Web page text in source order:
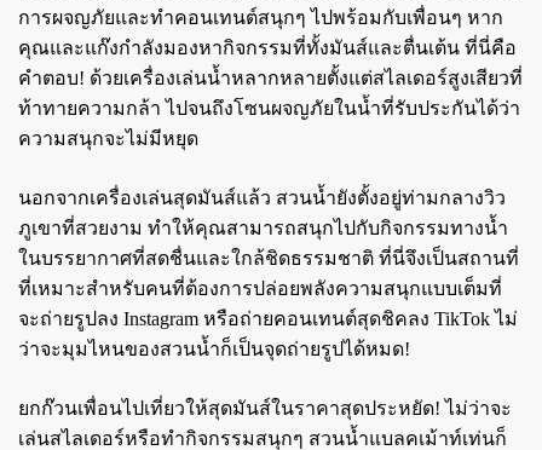
การผจญภัยและทำคอนเทนต์สนุกๆ ไปพร้อมกับเพื่อนๆ หาก
คุณและแก๊งกำลังมองหากิจกรรมที่ทั้งมันส์และตื่นเต้น ที่นี่คือ
คำตอบ! ด้วยเครื่องเล่นน้ำหลากหลายตั้งแต่สไลเดอร์สูงเสียวที่
ท้าทายความกล้า ไปจนถึงโซนผจญภัยในน้ำที่รับประกันได้ว่า
ความสนุกจะไม่มีหยุด
นอกจากเครื่องเล่นสุดมันส์แล้ว สวนน้ำยังตั้งอยู่ท่ามกลางวิว
ภูเขาที่สวยงาม ทำให้คุณสามารถสนุกไปกับกิจกรรมทางน้ำ
ในบรรยากาศที่สดชื่นและใกล้ชิดธรรมชาติ ที่นี่จึงเป็นสถานที่
ที่เหมาะสำหรับคนที่ต้องการปล่อยพลังความสนุกแบบเต็มที่
จะถ่ายรูปลง Instagram หรือถ่ายคอนเทนต์สุดชิคลง TikTok ไม่
ว่าจะมุมไหนของสวนน้ำก็เป็นจุดถ่ายรูปได้หมด!
ยกก๊วนเพื่อนไปเที่ยวให้สุดมันส์ในราคาสุดประหยัด! ไม่ว่าจะ
เล่นสไลเดอร์หรือทำกิจกรรมสนุกๆ สวนน้ำแบลคเม้าท์เท่นก็